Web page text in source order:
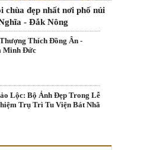
chùa đẹp nhất nơi phố núi
- Đắk Nông
Thích Đồng Ân -
Minh Đức
Lộc: Bộ Ảnh Đẹp Trong Lễ
Trụ Trì Tu Viện Bát Nhã